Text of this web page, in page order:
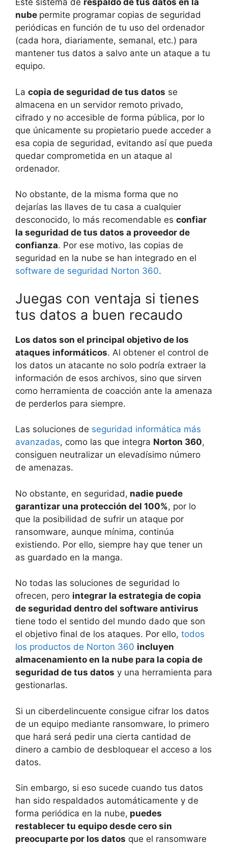
Este sistema de respaldo de tus datos en la
nube permite programar copias de seguridad
periódicas en función de tu uso del ordenador
(cada hora, diariamente, semanal, etc.) para
mantener tus datos a salvo ante un ataque a tu
equipo.
La copia de seguridad de tus datos se
almacena en un servidor remoto privado,
cifrado y no accesible de forma pública, por lo
que únicamente su propietario puede acceder a
esa copia de seguridad, evitando así que pueda
quedar comprometida en un ataque al
ordenador.
No obstante, de la misma forma que no
dejarías las llaves de tu casa a cualquier
desconocido, lo más recomendable es confiar
la seguridad de tus datos a proveedor de
confianza. Por ese motivo, las copias de
seguridad en la nube se han integrado en el
software de seguridad Norton 360.
Juegas con ventaja si tienes
tus datos a buen recaudo
Los datos son el principal objetivo de los
ataques informáticos. Al obtener el control de
los datos un atacante no solo podría extraer la
información de esos archivos, sino que sirven
como herramienta de coacción ante la amenaza
de perderlos para siempre.
Las soluciones de seguridad informática más
avanzadas, como las que integra Norton 360,
consiguen neutralizar un elevadísimo número
de amenazas.
No obstante, en seguridad, nadie puede
garantizar una protección del 100%, por lo
que la posibilidad de sufrir un ataque por
ransomware, aunque mínima, continúa
existiendo. Por ello, siempre hay que tener un
as guardado en la manga.
No todas las soluciones de seguridad lo
ofrecen, pero integrar la estrategia de copia
de seguridad dentro del software antivirus
tiene todo el sentido del mundo dado que son
el objetivo final de los ataques. Por ello, todos
los productos de Norton 360 incluyen
almacenamiento en la nube para la copia de
seguridad de tus datos y una herramienta para
gestionarlas.
Si un ciberdelincuente consigue cifrar los datos
de un equipo mediante ransomware, lo primero
que hará será pedir una cierta cantidad de
dinero a cambio de desbloquear el acceso a los
datos.
Sin embargo, si eso sucede cuando tus datos
han sido respaldados automáticamente y de
forma periódica en la nube, puedes
restablecer tu equipo desde cero sin
preocuparte por los datos que el ransomware